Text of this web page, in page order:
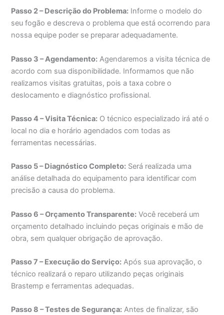
Passo 2 – Descrição do Problema: Informe o modelo do
seu fogão e descreva o problema que está ocorrendo para
nossa equipe poder se preparar adequadamente.
Passo 3 – Agendamento: Agendaremos a visita técnica de
acordo com sua disponibilidade. Informamos que não
realizamos visitas gratuitas, pois a taxa cobre o
deslocamento e diagnóstico profissional.
Passo 4 – Visita Técnica: O técnico especializado irá até o
local no dia e horário agendados com todas as
ferramentas necessárias.
Passo 5 – Diagnóstico Completo: Será realizada uma
análise detalhada do equipamento para identificar com
precisão a causa do problema.
Passo 6 – Orçamento Transparente: Você receberá um
orçamento detalhado incluindo peças originais e mão de
obra, sem qualquer obrigação de aprovação.
Passo 7 – Execução do Serviço: Após sua aprovação, o
técnico realizará o reparo utilizando peças originais
Brastemp e ferramentas adequadas.
Passo 8 – Testes de Segurança: Antes de finalizar, são